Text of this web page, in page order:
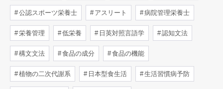
公認スポーツ栄養士 アスリート 病院管理栄養士
栄養管理 低栄養 日英対照言語学 認知文法
構文文法 食品の成分 食品の機能
植物の二次代謝系 日本型食生活 生活習慣病予防